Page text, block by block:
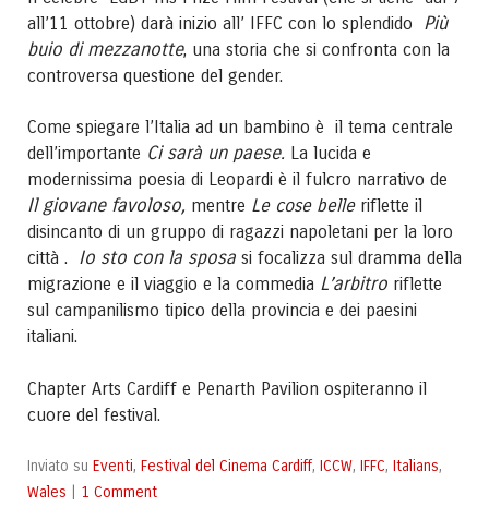
all’11 ottobre) darà inizio all’ IFFC con lo splendido Più
buio di mezzanotte, una storia che si confronta con la
controversa questione del gender.
Come spiegare l’Italia ad un bambino è il tema centrale
dell’importante Ci sarà un paese. La lucida e
modernissima poesia di Leopardi è il fulcro narrativo de
Il giovane favoloso, mentre Le cose belle riflette il
disincanto di un gruppo di ragazzi napoletani per la loro
città . Io sto con la sposa si focalizza sul dramma della
migrazione e il viaggio e la commedia L’arbitro riflette
sul campanilismo tipico della provincia e dei paesini
italiani.
Chapter Arts Cardiff e Penarth Pavilion ospiteranno il
cuore del festival.
Inviato su Eventi, Festival del Cinema Cardiff, ICCW, IFFC, Italians,
Wales 1 Comment